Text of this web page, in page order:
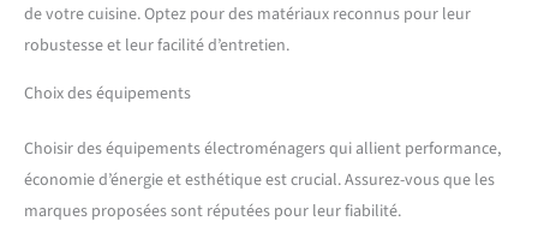
de votre cuisine. Optez pour des matériaux reconnus pour leur
robustesse et leur facilité d’entretien.
Choix des équipements
Choisir des équipements électroménagers qui allient performance,
économie d’énergie et esthétique est crucial. Assurez-vous que les
marques proposées sont réputées pour leur fiabilité.